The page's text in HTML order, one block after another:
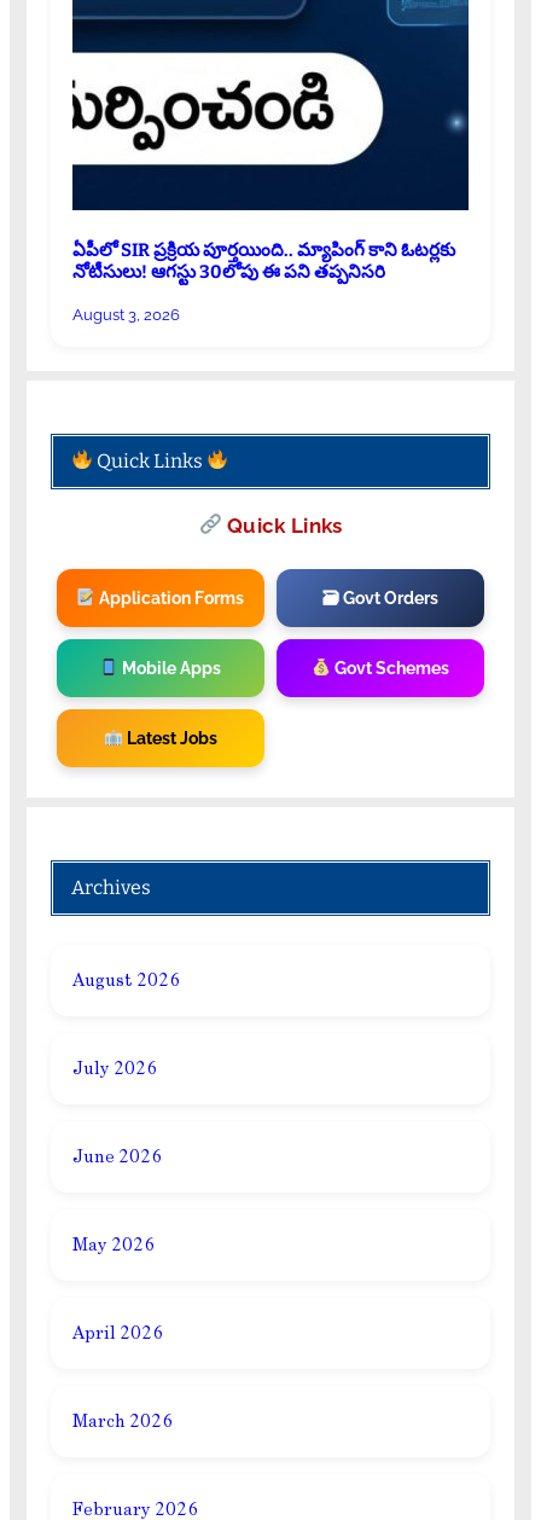
ఏపీలో SIR ప్రక్రియ పూర్తయింది.. మ్యాపింగ్ కాని ఓటర్లకు
నోటీసులు! ఆగస్టు 30లోపు ఈ పని తప్పనిసరి
August 3, 2026
Quick Links
Quick Links
Application Forms 🗃 Govt Orders
Mobile Apps Govt Schemes
Latest Jobs
Archives
August 2026
July 2026
June 2026
May 2026
April 2026
March 2026
February 2026